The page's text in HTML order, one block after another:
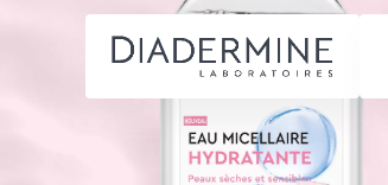
SOLUTIONS POUR LA PEAU